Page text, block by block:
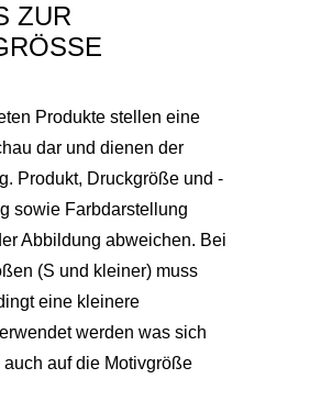
ZUR
Produkte stellen eine
dar und dienen der
Produkt, Druckgröße und -
sowie Farbdarstellung
Abbildung abweichen. Bei
(S und kleiner) muss
eine kleinere
werden was sich
auf die Motivgröße